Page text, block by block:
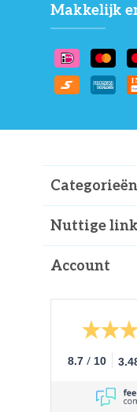
Makkelijk
Categorieën
Nuttige
Account
8.7 / 10